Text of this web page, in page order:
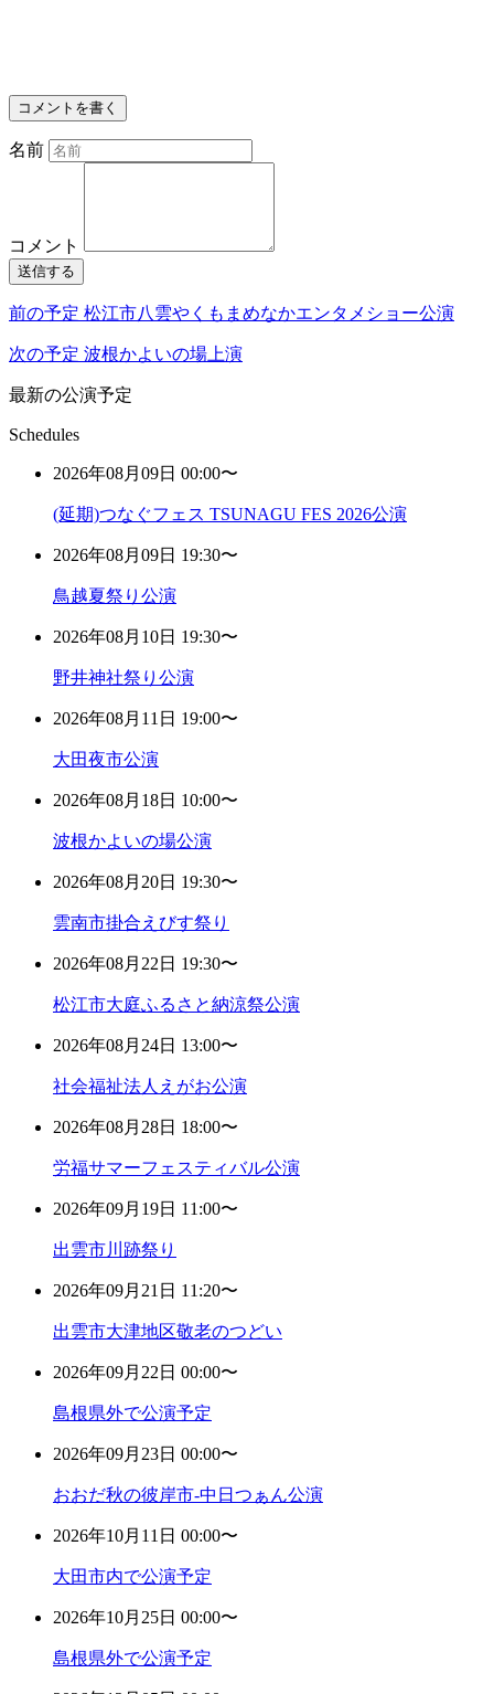
コメントを書く
名前
コメント
送信する
前の予定 松江市八雲やくもまめなかエンタメショー公演
次の予定 波根かよいの場上演
最新の公演予定
Schedules
2026年08月09日 00:00〜
(延期)つなぐフェス TSUNAGU FES 2026公演
2026年08月09日 19:30〜
鳥越夏祭り公演
2026年08月10日 19:30〜
野井神社祭り公演
2026年08月11日 19:00〜
大田夜市公演
2026年08月18日 10:00〜
波根かよいの場公演
2026年08月20日 19:30〜
雲南市掛合えびす祭り
2026年08月22日 19:30〜
松江市大庭ふるさと納涼祭公演
2026年08月24日 13:00〜
社会福祉法人えがお公演
2026年08月28日 18:00〜
労福サマーフェスティバル公演
2026年09月19日 11:00〜
出雲市川跡祭り
2026年09月21日 11:20〜
出雲市大津地区敬老のつどい
2026年09月22日 00:00〜
島根県外で公演予定
2026年09月23日 00:00〜
おおだ秋の彼岸市-中日つぁん公演
2026年10月11日 00:00〜
大田市内で公演予定
2026年10月25日 00:00〜
島根県外で公演予定